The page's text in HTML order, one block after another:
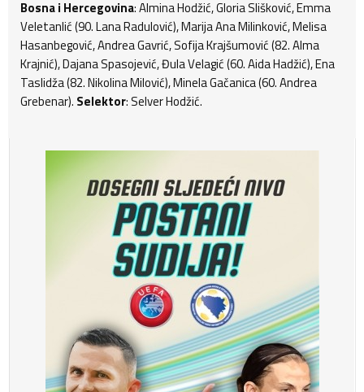
Bosna i Hercegovina: Almina Hodžić, Gloria Slišković, Emma
Veletanlić (90. Lana Radulović), Marija Ana Milinković, Melisa
Hasanbegović, Andrea Gavrić, Sofija Krajšumović (82. Alma
Krajnić), Dajana Spasojević, Đula Velagić (60. Aida Hadžić), Ena
Taslidža (82. Nikolina Milović), Minela Gačanica (60. Andrea
Grebenar). Selektor: Selver Hodžić.